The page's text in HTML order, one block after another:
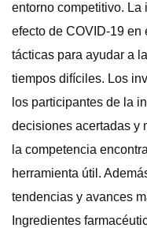
entorno competitivo. La
efecto de COVID-19 en
tácticas para ayudar a
tiempos difíciles. Los
los participantes de la
decisiones acertadas y
la competencia
herramienta útil.
tendencias y avances
Ingredientes